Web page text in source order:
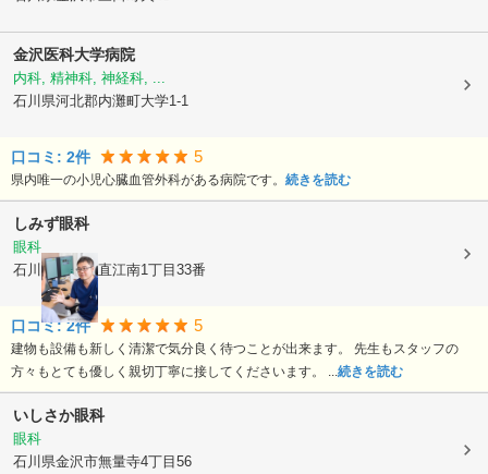
金沢医科大学病院
内科, 精神科, 神経科, ...
石川県河北郡内灘町大学1-1
口コミ: 2件 5
県内唯一の小児心臓血管外科がある病院です。 続きを読む
しみず眼科
眼科
石川県金沢市直江南1丁目33番
口コミ:2件 5
建物も設備も新しく清潔で気分良く待つことが出来ます。 先生もスタッフの
方々もとても優しく親切丁寧に接してくださいます。 ...続きを読む
いしさか眼科
眼科
石川県金沢市無量寺4丁目56